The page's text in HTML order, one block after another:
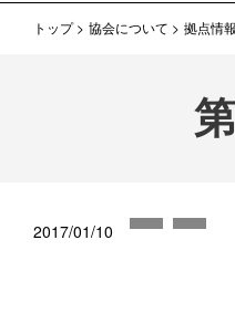
トップ 協会について 拠点情
2017/01/10